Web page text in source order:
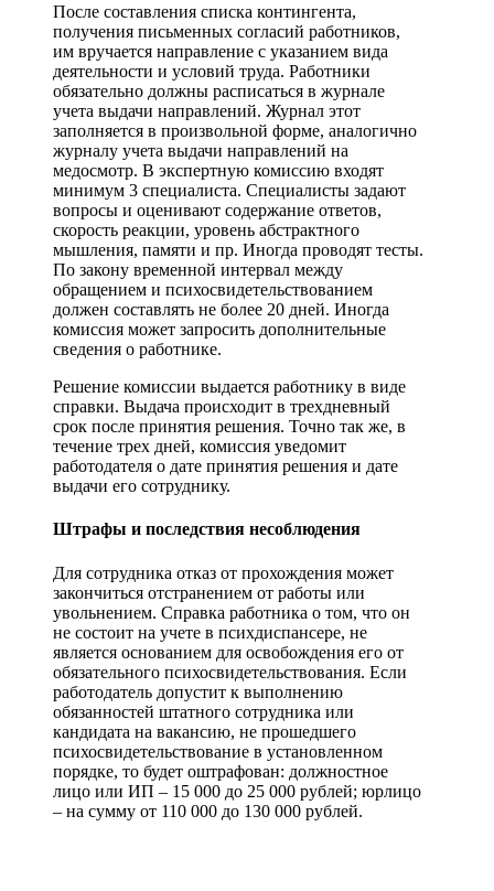
После составления списка контингента,
получения письменных согласий работников,
им вручается направление с указанием вида
деятельности и условий труда. Работники
обязательно должны расписаться в журнале
учета выдачи направлений. Журнал этот
заполняется в произвольной форме, аналогично
журналу учета выдачи направлений на
медосмотр. В экспертную комиссию входят
минимум 3 специалиста. Специалисты задают
вопросы и оценивают содержание ответов,
скорость реакции, уровень абстрактного
мышления, памяти и пр. Иногда проводят тесты.
По закону временной интервал между
обращением и психосвидетельствованием
должен составлять не более 20 дней. Иногда
комиссия может запросить дополнительные
сведения о работнике.
Решение комиссии выдается работнику в виде
справки. Выдача происходит в трехдневный
срок после принятия решения. Точно так же, в
течение трех дней, комиссия уведомит
работодателя о дате принятия решения и дате
выдачи его сотруднику.
Штрафы и последствия несоблюдения
Для сотрудника отказ от прохождения может
закончиться отстранением от работы или
увольнением. Справка работника о том, что он
не состоит на учете в психдиспансере, не
является основанием для освобождения его от
обязательного психосвидетельствования. Если
работодатель допустит к выполнению
обязанностей штатного сотрудника или
кандидата на вакансию, не прошедшего
психосвидетельствование в установленном
порядке, то будет оштрафован: должностное
лицо или ИП – 15 000 до 25 000 рублей; юрлицо
– на сумму от 110 000 до 130 000 рублей.